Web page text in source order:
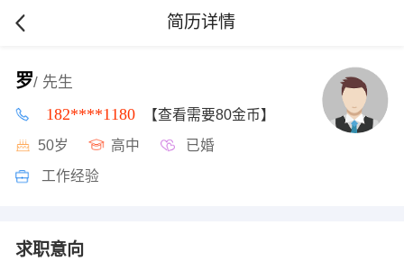
简历详情
罗/ 先生
182****1180 【查看需要80金币】
50岁 高中 已婚
工作经验
求职意向